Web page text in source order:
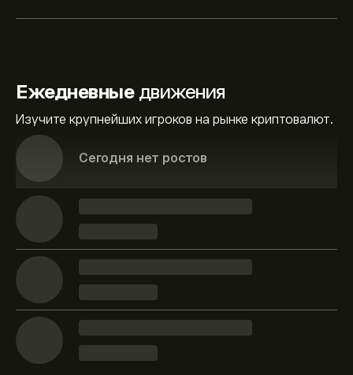
Ежедневныедвижения
Изучите крупнейших игроков на рынке криптовалют.
Сегодня нет ростов